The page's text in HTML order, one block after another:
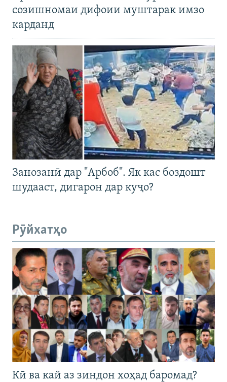
созишномаи дифоии муштарак имзо
карданд
Занозанӣ дар "Арбоб". Як кас боздошт
шудааст, дигарон дар куҷо?
Рӯйхатҳо
Кӣ ва кай аз зиндон хоҳад баромад?